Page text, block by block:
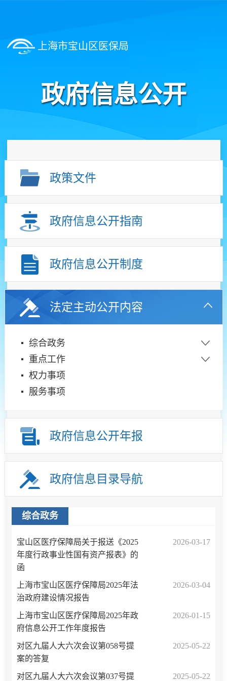
上海市宝山区医保局
政府信息公开
政策文件
政府信息公开指南
政府信息公开制度
法定主动公开内容
综合政务
重点工作
权力事项
服务事项
政府信息公开年报
政府信息目录导航
综合政务
2026-03-17
宝山区医疗保障局关于报送《2025
年度行政事业性国有资产报表》的
函
2026-03-04
上海市宝山区医疗保障局2025年法
治政府建设情况报告
2026-01-15
上海市宝山区医疗保障局2025年政
府信息公开工作年度报告
2025-05-22
对区九届人大六次会议第058号提
案的答复
2025-05-22
对区九届人大六次会议第037号提